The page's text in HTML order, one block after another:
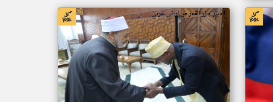
اخبار جزر القمر من ار تي عربي